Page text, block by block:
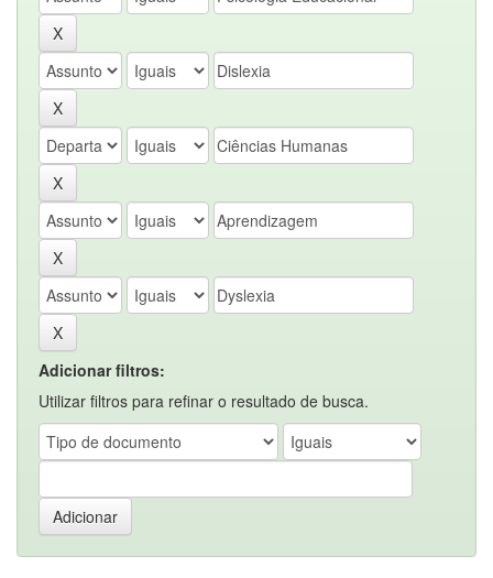
Adicionar filtros:
Utilizar filtros para refinar o resultado de busca.